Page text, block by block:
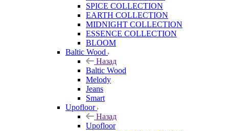
SPICE COLLECTION
EARTH COLLECTION
MIDNIGHT COLLECTION
ESSENCE COLLECTION
BLOOM
Baltic Wood
Назад
Baltic Wood
Melody
Jeans
Smart
Upofloor
Назад
Upofloor